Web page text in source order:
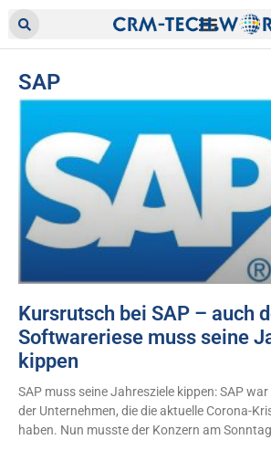
SAP
Kursrutsch bei SAP – auch
Softwareriese muss seine
kippen
SAP muss seine Jahresziele kippen: SAP
der Unternehmen, die die aktuelle Corona-
haben. Nun musste der Konzern am